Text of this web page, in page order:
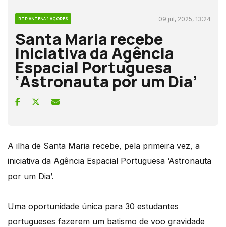
RTP ANTENA 1 AÇORES 09 jul, 2025, 13:24
Santa Maria recebe
iniciativa da Agência
Espacial Portuguesa
‘Astronauta por um Dia’
A ilha de Santa Maria recebe, pela primeira vez, a
iniciativa da Agência Espacial Portuguesa ‘Astronauta
por um Dia’.
Uma oportunidade única para 30 estudantes
portugueses fazerem um batismo de voo gravidade